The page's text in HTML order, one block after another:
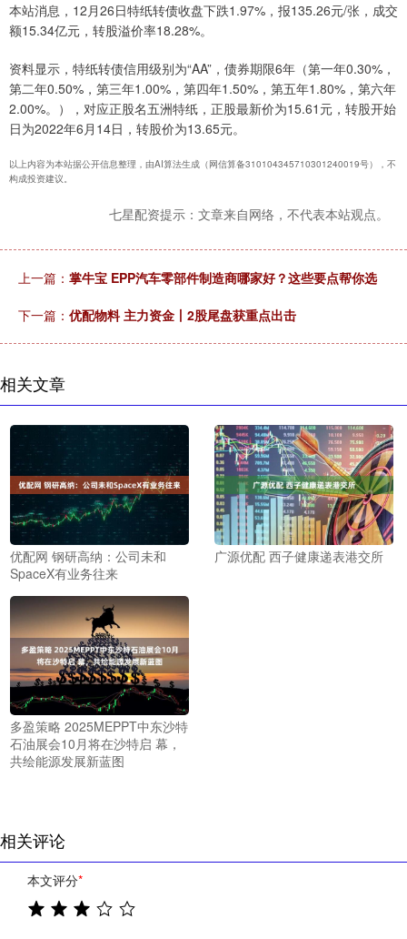
本站消息，12月26日特纸转债收盘下跌1.97%，报135.26元/张，成交
额15.34亿元，转股溢价率18.28%。
资料显示，特纸转债信用级别为“AA”，债券期限6年（第一年0.30%，
第二年0.50%，第三年1.00%，第四年1.50%，第五年1.80%，第六年
2.00%。），对应正股名五洲特纸，正股最新价为15.61元，转股开始
日为2022年6月14日，转股价为13.65元。
以上内容为本站据公开信息整理，由AI算法生成（网信算备310104345710301240019号），不
构成投资建议。
七星配资提示：文章来自网络，不代表本站观点。
上一篇： 掌牛宝 EPP汽车零部件制造商哪家好？这些要点帮你选
下一篇： 优配物料 主力资金丨2股尾盘获重点出击
相关文章
优配网 钢研高纳：公司未和
SpaceX有业务往来
广源优配 西子健康递表港交所
多盈策略 2025MEPPT中东沙特
石油展会10月将在沙特启 幕，
共绘能源发展新蓝图
相关评论
本文评分*